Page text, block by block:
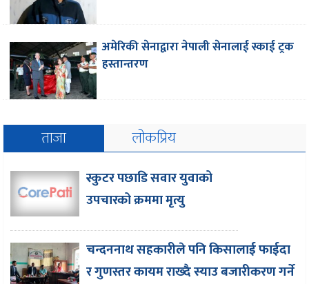
अमेरिकी सेनाद्वारा नेपाली सेनालाई स्काई ट्रक
हस्तान्तरण
ताजा लोकप्रिय
स्कुटर पछाडि सवार युवाको
उपचारको क्रममा मृत्यु
चन्दननाथ सहकारीले पनि किसालाई फाईदा
र गुणस्तर कायम राख्दै स्याउ बजारीकरण गर्ने